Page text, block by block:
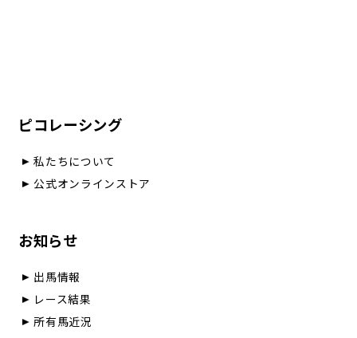
ピコレーシング
私たちについて
公式オンラインストア
お知らせ
出馬情報
レース結果
所有馬近況